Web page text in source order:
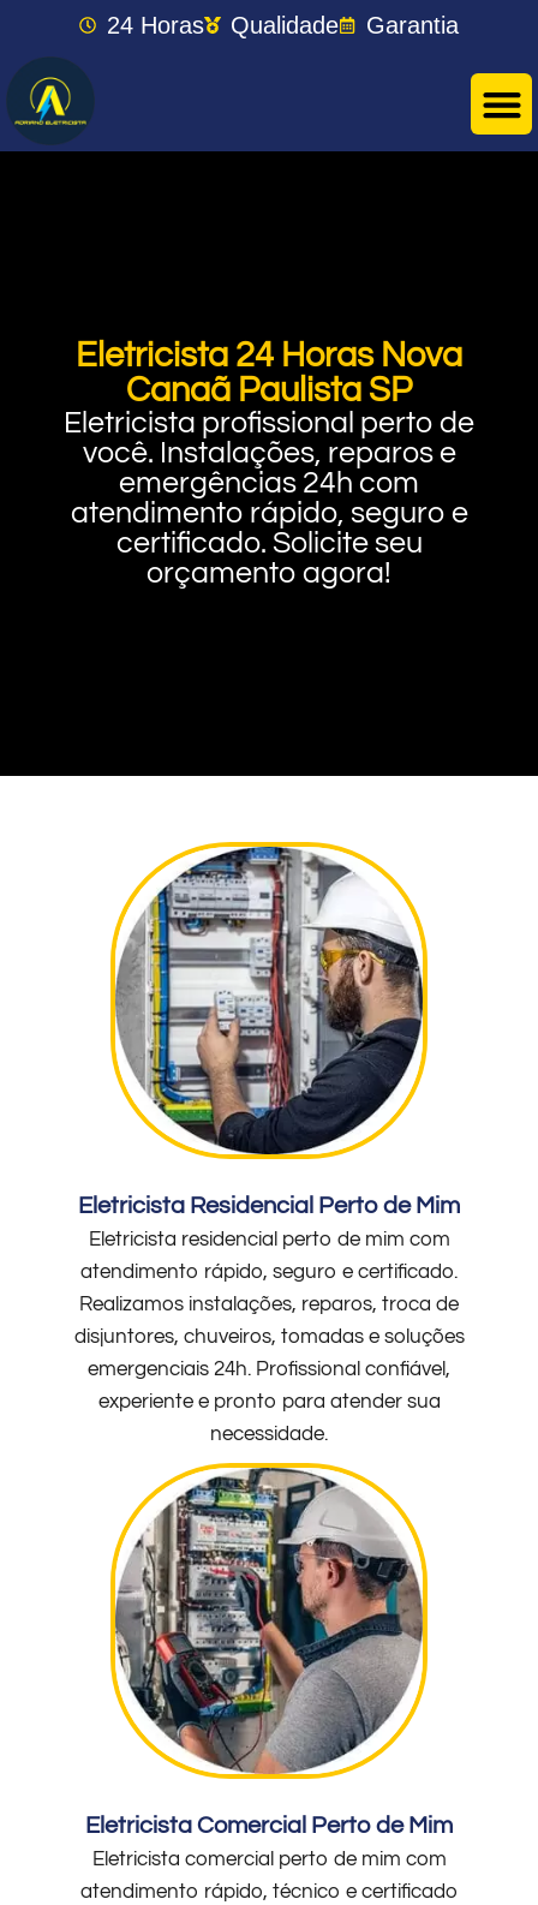
24 Horas Qualidade Garantia
Eletricista 24 Horas Nova
Canaã Paulista SP
Eletricista profissional perto de
você. Instalações, reparos e
emergências 24h com
atendimento rápido, seguro e
certificado. Solicite seu
orçamento agora!
Eletricista Residencial Perto de Mim
Eletricista residencial perto de mim com
atendimento rápido, seguro e certificado.
Realizamos instalações, reparos, troca de
disjuntores, chuveiros, tomadas e soluções
emergenciais 24h. Profissional confiável,
experiente e pronto para atender sua
necessidade.
Eletricista Comercial Perto de Mim
Eletricista comercial perto de mim com
atendimento rápido, técnico e certificado